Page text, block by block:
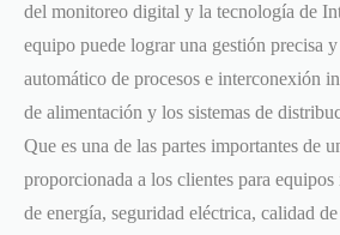
del monitoreo digital y la tecnología de
equipo puede lograr una gestión precisa
automático de procesos e interconexión
de alimentación y los sistemas de
Que es una de las partes importantes de
proporcionada a los clientes para
de energía, seguridad eléctrica, calidad